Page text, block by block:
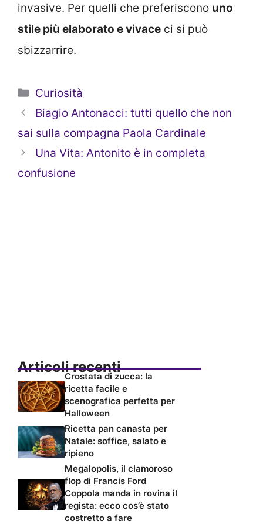
invasive. Per quelli che preferiscono uno
stile più elaborato e vivace ci si può
sbizzarrire.
Categorie
Curiosità
Biagio Antonacci: tutti quello che non
sai sulla compagna Paola Cardinale
Una Vita: Antonito è in completa
confusione
Articoli recenti
Crostata di zucca: la
ricetta facile e
scenografica perfetta per
Halloween
Ricetta pan canasta per
Natale: soffice, salato e
ripieno
Megalopolis, il clamoroso
flop di Francis Ford
Coppola manda in rovina il
regista: ecco cos’è stato
costretto a fare